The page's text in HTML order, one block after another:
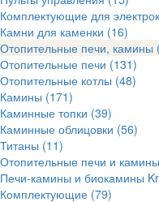
Комплектующие для
Камни для каменки (16)
Отопительные печи, камины
Отопительные печи (131)
Отопительные котлы (48)
Камины (171)
Каминные топки (39)
Каминные облицовки (56)
Титаны (11)
Отопительные печи и
Печи-камины и биокамины
Комплектующие (79)